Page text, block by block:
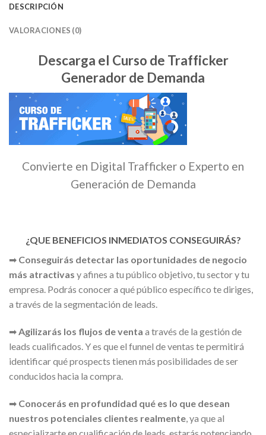
DESCRIPCIÓN
VALORACIONES (0)
Descarga el Curso de Trafficker
Generador de Demanda
Convierte en Digital Trafficker o Experto en
Generación de Demanda
¿QUE BENEFICIOS INMEDIATOS CONSEGUIRÁS?
➡ Conseguirás detectar las oportunidades de negocio
más atractivas y afines a tu público objetivo, tu sector y tu
empresa. Podrás conocer a qué público específico te diriges,
a través de la segmentación de leads.
➡Agilizarás los flujos de venta a través de la gestión de
leads cualificados. Y es que el funnel de ventas te permitirá
identificar qué prospects tienen más posibilidades de ser
conducidos hacia la compra.
➡ Conocerás en profundidad qué es lo que desean
nuestros potenciales clientes realmente, ya que al